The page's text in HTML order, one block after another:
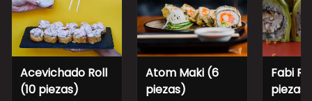
Acevichado Roll
(10 piezas)
Atom Maki (6
piezas)
Fabi
piezas)